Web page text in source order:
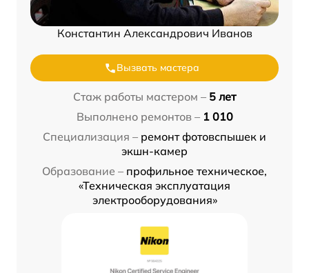
Константин Александрович Иванов
Вызвать мастера
Стаж работы мастером – 5 лет
Выполнено ремонтов – 1 010
Специализация – ремонт фотовспышек и
экшн-камер
Образование – профильное техническое,
«Техническая эксплуатация
электрооборудования»